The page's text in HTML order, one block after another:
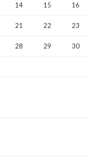
14 15 16
21 22 23
28 29 30